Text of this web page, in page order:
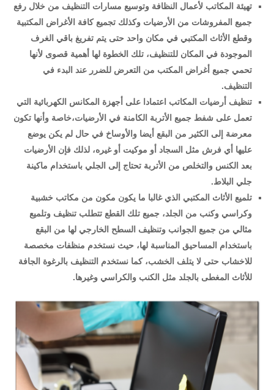
تهيئة المكاتب لأعمال النظافة وتوسيع مسارات التنظيف من خلال رفع
جميع المفروشات من الأرضيات وكذلك تجميع كافة الأغراض المكتبية
وقطع الأثاث المكتبي في مكان واحد حتى يتم تفريغ باقي الغرف
الموجودة في المكان للتنظيف، تلك الخطوة لها أهمية قصوى لأنها
تحمي جميع أغراض المكتب من التعرض للضرر عند البدء في
التنظيف.
تنظيف أرضيات المكاتب اعتمادا على أجهزة المكانس الكهربائية التي
تعمل على شفط جميع الأتربة الكامنة في الأرضيات،خاصة وأنها تكون
معرضة إلى الكثير من البقع أيضا والأوساخ في حال لم يكن يوضع
عليها أي فرش مثل السجاد أو موكيت أو غيره، لذلك فإن الأرضيات
بعد الكنس والتخلص من الأتربة تحتاج إلى الجلي باستخدام ماكينة
جلي البلاط.
تلميع الأثاث المكتبي الذي غالبا ما يكون مكون من مكاتب خشبية
وكراسي وكنب من الجلد، جميع تلك القطع تتطلب تنظيف وتلميع
مثالي من جميع الجوانب وتنظيف السطح الخارجي لها من البقع
باستخدام المساحيق المناسبة لها، حيث نستخدم منظفات مخصصة
للاخشاب حتى لا يتلف الخشب، كما نستخدم التنظيف بالرغوة الجافة
للأثاث المغطى بالجلد مثل الكنب والكراسي وغيرها.